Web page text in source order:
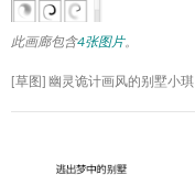
此画廊包含4张图片。
[草图] 幽灵诡计画风的别墅小琪